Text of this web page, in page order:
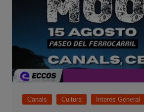
Canals Cultura Interes General